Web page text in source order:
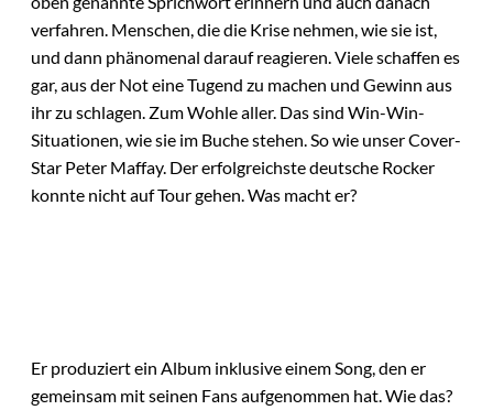
verfahren. Menschen, die die Krise nehmen, wie sie ist,
und dann phänomenal darauf reagieren. Viele schaffen es
gar, aus der Not eine Tugend zu machen und Gewinn aus
ihr zu schlagen. Zum Wohle aller. Das sind Win-Win-
Situationen, wie sie im Buche stehen. So wie unser Cover-
Star Peter Maffay. Der erfolgreichste deutsche Rocker
konnte nicht auf Tour gehen. Was macht er?
Er produziert ein Album inklusive einem Song, den er
gemeinsam mit seinen Fans aufgenommen hat. Wie das?